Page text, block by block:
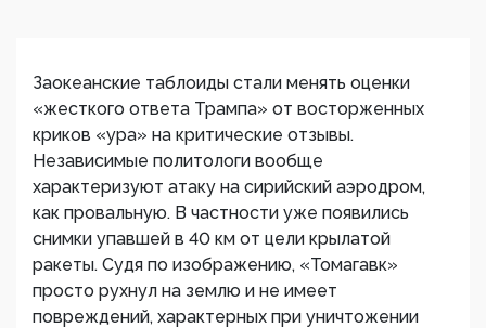
Заокеанские таблоиды стали менять оценки
«жесткого ответа Трампа» от восторженных
криков «ура» на критические отзывы.
Независимые политологи вообще
характеризуют атаку на сирийский аэродром,
как провальную. В частности уже появились
снимки упавшей в 40 км от цели крылатой
ракеты. Судя по изображению, «Томагавк»
просто рухнул на землю и не имеет
повреждений, характерных при уничтожении